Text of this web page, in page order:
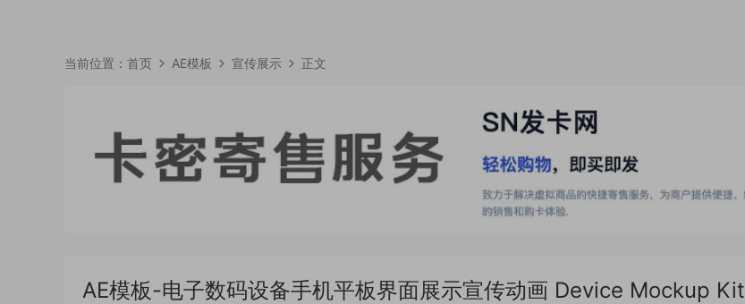
当前位置： 首页 AE模板 宣传展示 正文
AE模板-电子数码设备手机平板界面展示宣传动画 Device Mockup Kit